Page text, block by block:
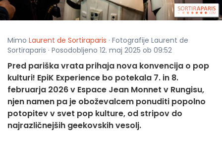
Mimo Laurent de Sortiraparis · Fotografije Laurent de
Sortiraparis · Posodobljeno 12. maj 2025 ob 09:52
Pred pariška vrata prihaja nova konvencija o pop
kulturi! EpiK Experience bo potekala 7. in 8.
februarja 2026 v Espace Jean Monnet v Rungisu,
njen namen pa je oboževalcem ponuditi popolno
potopitev v svet pop kulture, od stripov do
najrazličnejših geekovskih vesolj.